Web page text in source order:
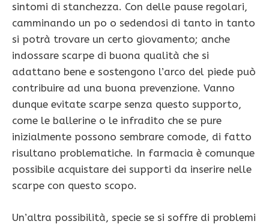
sintomi di stanchezza. Con delle pause regolari,
camminando un po o sedendosi di tanto in tanto
si potrà trovare un certo giovamento; anche
indossare scarpe di buona qualità che si
adattano bene e sostengono l’arco del piede può
contribuire ad una buona prevenzione. Vanno
dunque evitate scarpe senza questo supporto,
come le ballerine o le infradito che se pure
inizialmente possono sembrare comode, di fatto
risultano problematiche. In farmacia è comunque
possibile acquistare dei supporti da inserire nelle
scarpe con questo scopo.
Un’altra possibilità, specie se si soffre di problemi